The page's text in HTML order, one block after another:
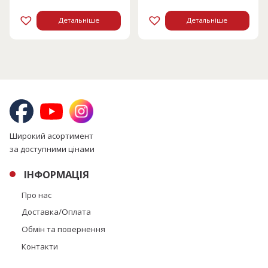
Детальніше Детальніше
Широкий асортимент
за доступними цінами
ІНФОРМАЦІЯ
Про нас
Доставка/Оплата
Обмін та повернення
Контакти